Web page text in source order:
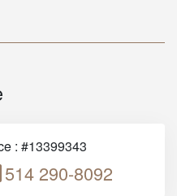
: #13399343
514 290-8092